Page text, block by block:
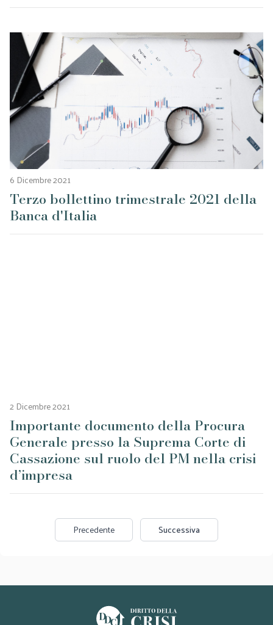
6 Dicembre 2021
Terzo bollettino trimestrale 2021 della
Banca d'Italia
2 Dicembre 2021
Importante documento della Procura
Generale presso la Suprema Corte di
Cassazione sul ruolo del PM nella crisi
d’impresa
Precedente Successiva